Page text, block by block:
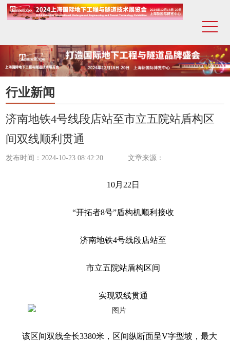
行业新闻
济南地铁4号线段店站至市立五院站盾构区
间双线顺利贯通
发布时间：2024-10-23 08:42:20 文章来源：
10月22日
“开拓者8号”盾构机顺利接收
济南地铁4号线段店站至
市立五院站盾构区间
实现双线贯通
该区间双线全长3380米，区间纵断面呈V字型坡，最大